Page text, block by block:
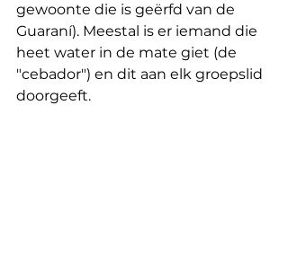
gewoonte die is geërfd van de
Guaraní). Meestal is er iemand die
heet water in de mate giet (de
"cebador") en dit aan elk groepslid
doorgeeft.